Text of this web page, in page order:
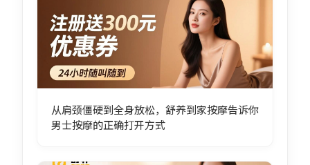
从肩颈僵硬到全身放松，舒养到家按摩告诉你
男士按摩的正确打开方式